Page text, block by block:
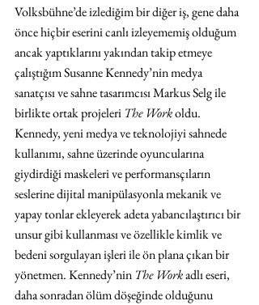
Volksbühne’de izlediğim bir diğer iş, gene daha
önce hiçbir eserini canlı izleyememiş olduğum
ancak yaptıklarını yakından takip etmeye
çalıştığım Susanne Kennedy’nin medya
sanatçısı ve sahne tasarımcısı Markus Selg ile
birlikte ortak projeleri The Work oldu.
Kennedy, yeni medya ve teknolojiyi sahnede
kullanımı, sahne üzerinde oyuncularına
giydirdiği maskeleri ve performansçıların
seslerine dijital manipülasyonla mekanik ve
yapay tonlar ekleyerek adeta yabancılaştırıcı bir
unsur gibi kullanması ve özellikle kimlik ve
bedeni sorgulayan işleri ile ön plana çıkan bir
yönetmen. Kennedy’nin The Work adlı eseri,
daha sonradan ölüm döşeğinde olduğunu